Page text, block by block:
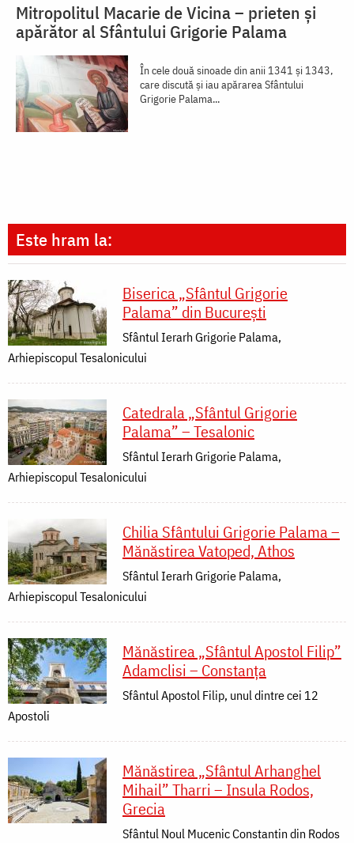
Mitropolitul Macarie de Vicina – prieten și
apărător al Sfântului Grigorie Palama
În cele două sinoade din anii 1341 şi 1343,
care discută şi iau apărarea Sfântului
Grigorie Palama...
Este hram la:
Biserica „Sfântul Grigorie
Palama” din București
Sfântul Ierarh Grigorie Palama,
Arhiepiscopul Tesalonicului
Catedrala „Sfântul Grigorie
Palama” – Tesalonic
Sfântul Ierarh Grigorie Palama,
Arhiepiscopul Tesalonicului
Chilia Sfântului Grigorie Palama –
Mănăstirea Vatoped, Athos
Sfântul Ierarh Grigorie Palama,
Arhiepiscopul Tesalonicului
Mănăstirea „Sfântul Apostol Filip”
Adamclisi – Constanța
Sfântul Apostol Filip, unul dintre cei 12
Apostoli
Mănăstirea „Sfântul Arhanghel
Mihail” Tharri – Insula Rodos,
Grecia
Sfântul Noul Mucenic Constantin din Rodos